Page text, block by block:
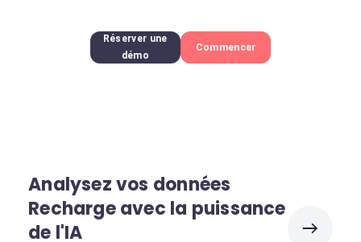
Réserver une
démo
Commencer
Analysez vos données
Recharge avec la puissance
de l'IA